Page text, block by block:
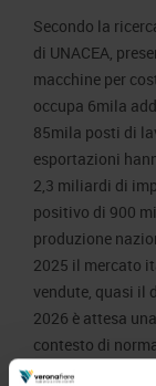
Secondo la
di UNACEA,
macchine per
occupa 6mila
85mila posti di
esportazioni
2,3 miliardi di
positivo di 900
produzione
2025 il mercato
vendute, quasi il
2026 è attesa
contesto di
europeo, l’Italia